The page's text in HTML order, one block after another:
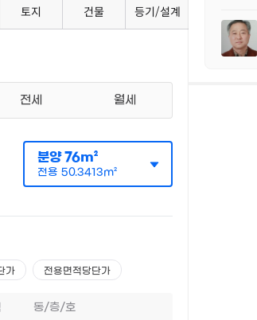
측정
토지 건물 등기/설계
전세 월세
분양76m²
전용 50.3413m²
가 전용면적당단가
동/층/호